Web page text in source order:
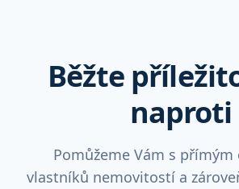
Běžte
naproti
Pomůžeme Vám s
vlastníků nemovitostí a